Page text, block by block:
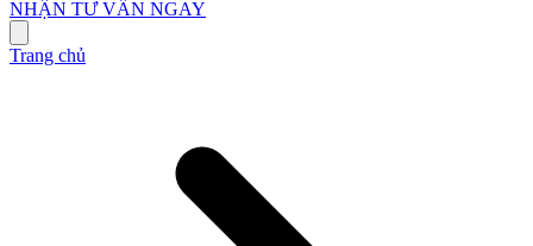
NHẬN TƯ VẤN NGAY
Trang chủ